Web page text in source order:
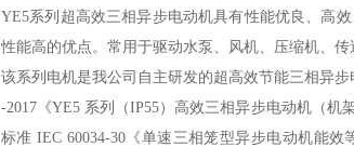
YE5系列超高效三相异步电动机具有性能优良、高
性能高的优点。常用于驱动水泵、风机、压缩机、
该系列电机是我公司自主研发的超高效节能三相异
-2017《YE5 系列（IP55）高效三相异步电动机（机
标准 IEC 60034-30《单速三相笼型异步电动机能